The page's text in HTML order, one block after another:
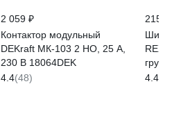
2 059 ₽
Контактор модульный
DEKraft МК-103 2 НО, 25 А,
230 В 18064DEK
4.4(48)
215 ₽
Шина
11-2371
4.4